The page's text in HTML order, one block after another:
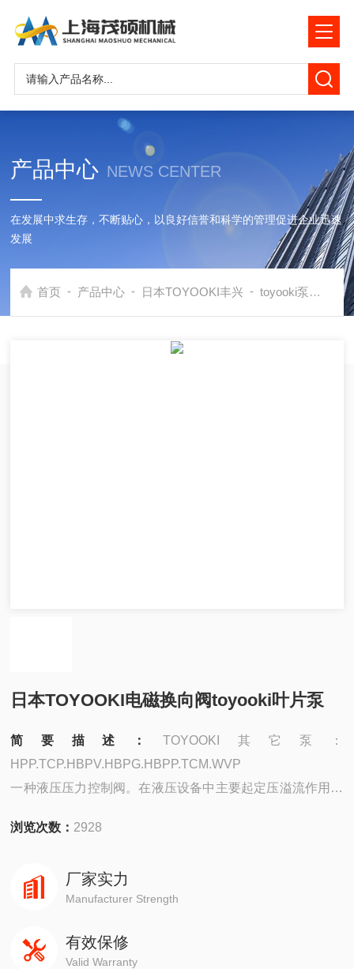
产品中心 NEWS CENTER
在发展中求生存，不断贴心，以良好信誉和科学的管理促进企业迅速
发展
首页 - 产品中心 - 日本TOYOOKI丰兴 - toyooki泵 日
日本TOYOOKI电磁换向阀toyooki叶片泵
简要描述：TOYOOKI其它泵：
HPP.TCP.HBPV.HBPG.HBPP.TCM.WVP
一种液压压力控制阀。在液压设备中主要起定压溢流作用和
定量泵提供的是恒定流量。当系统压力增大时，会使流量需
浏览次数： 2928
厂家实力
Manufacturer Strength
有效保修
Valid Warranty